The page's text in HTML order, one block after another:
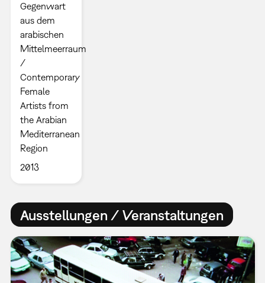
Gegenwart
aus dem
arabischen
Mittelmeerraum
/
Contemporary
Female
Artists from
the Arabian
Mediterranean
Region
2013
Ausstellungen / Veranstaltungen